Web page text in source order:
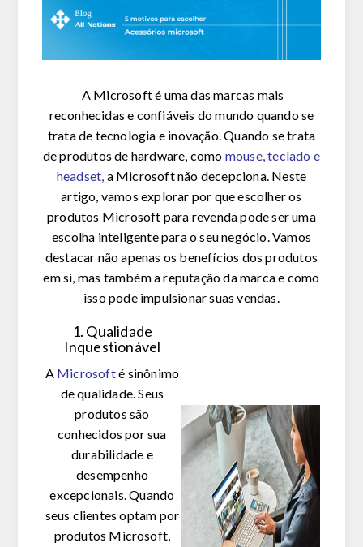
A Microsoft é uma das marcas mais
reconhecidas e confiáveis do mundo quando se
trata de tecnologia e inovação. Quando se trata
de produtos de hardware, como mouse, teclado e
headset, a Microsoft não decepciona. Neste
artigo, vamos explorar por que escolher os
produtos Microsoft para revenda pode ser uma
escolha inteligente para o seu negócio. Vamos
destacar não apenas os benefícios dos produtos
em si, mas também a reputação da marca e como
isso pode impulsionar suas vendas.
1. Qualidade
Inquestionável
A Microsofté sinônimo
de qualidade. Seus
produtos são
conhecidos por sua
durabilidade e
desempenho
excepcionais. Quando
seus clientes optam por
produtos Microsoft,